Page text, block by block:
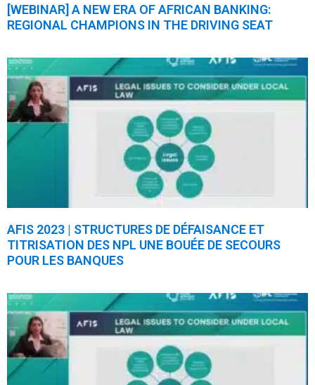
[WEBINAR] A NEW ERA OF AFRICAN BANKING:
REGIONAL CHAMPIONS IN THE DRIVING SEAT
AFIS 2023 | STRUCTURES DE DÉFAISANCE ET
TITRISATION DES NPL UNE BOUÉE DE SECOURS
POUR LES BANQUES